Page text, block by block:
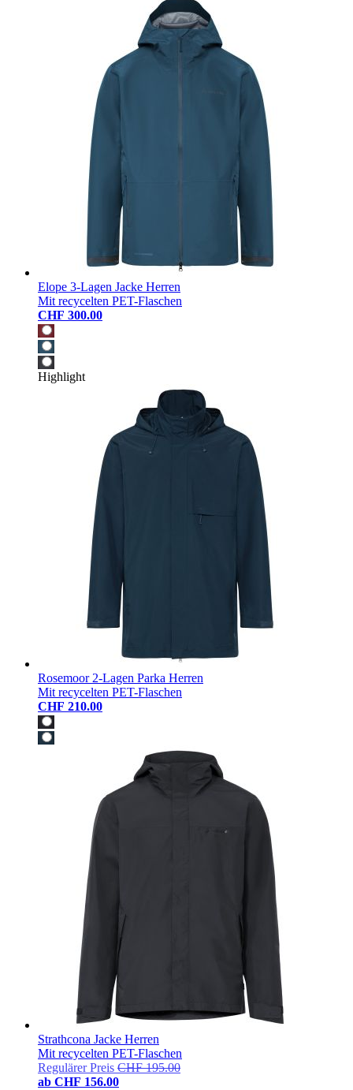
Elope 3-Lagen Jacke Herren
Mit recycelten PET-Flaschen
CHF 300.00
Highlight
Rosemoor 2-Lagen Parka Herren
Mit recycelten PET-Flaschen
CHF 210.00
Strathcona Jacke Herren
Mit recycelten PET-Flaschen
Regulärer Preis CHF 195.00
ab CHF 156.00